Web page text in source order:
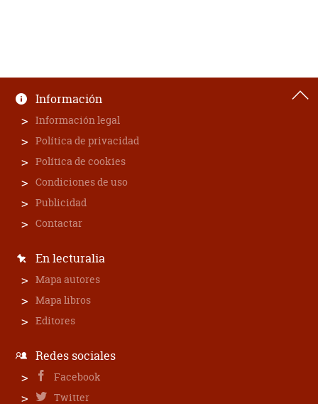
Información
Información legal
Política de privacidad
Política de cookies
Condiciones de uso
Publicidad
Contactar
En lecturalia
Mapa autores
Mapa libros
Editores
Redes sociales
Facebook
Twitter